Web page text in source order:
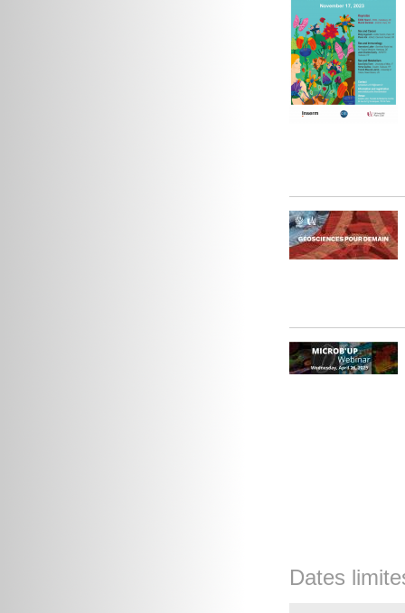
Dates